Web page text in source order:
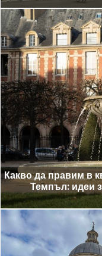
Какво да правим в
Темпъл: идеи